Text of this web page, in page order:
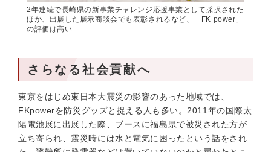
2年連続で長崎県の新事業チャレンジ応援事業として採択された
ほか、出展した展示商談会でも表彰されるなど、「FK power」
の評価は高い
さらなる社会貢献へ
東京をはじめ東日本大震災の影響のあった地域では、
FKpowerを防災グッズと捉える人も多い。2011年の国際太
陽電池展に出展した際、ブースに福島県で被災された方が
立ち寄られ、震災時には水と電気に困ったという話をされ